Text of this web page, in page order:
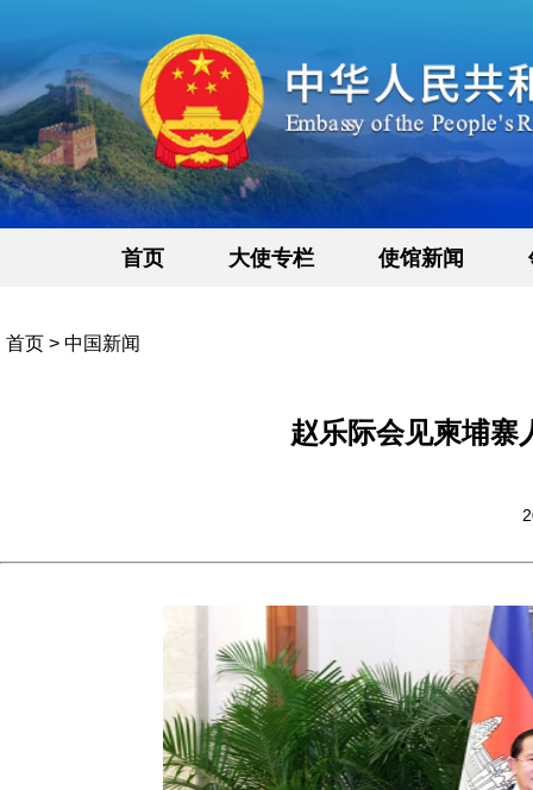
首页 大使专栏 使馆新闻
首页 > 中国新闻
赵乐际会见柬埔寨